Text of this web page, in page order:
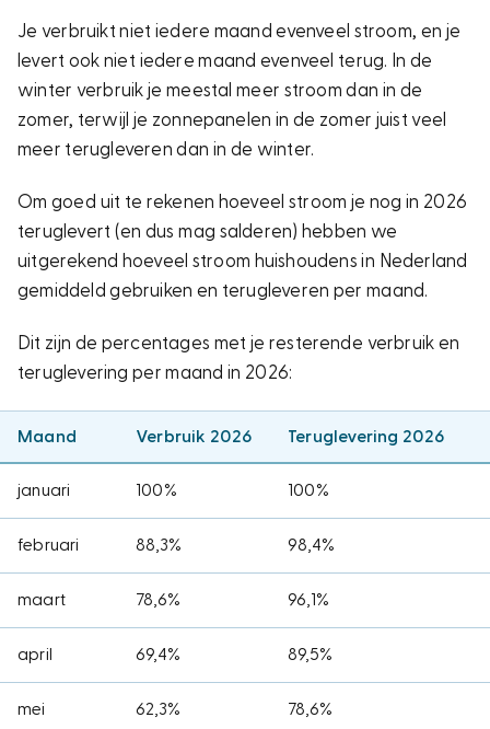
Je verbruikt niet iedere maand evenveel stroom, en je
levert ook niet iedere maand evenveel terug. In de
winter verbruik je meestal meer stroom dan in de
zomer, terwijl je zonnepanelen in de zomer juist veel
meer terugleveren dan in de winter.
Om goed uit te rekenen hoeveel stroom je nog in 2026
teruglevert (en dus mag salderen) hebben we
uitgerekend hoeveel stroom huishoudens in Nederland
gemiddeld gebruiken en terugleveren per maand.
Dit zijn de percentages met je resterende verbruik en
teruglevering per maand in 2026:
Maand Verbruik 2026 Teruglevering 2026
januari 100% 100%
februari 88,3% 98,4%
maart 78,6% 96,1%
april 69,4% 89,5%
mei 62,3% 78,6%